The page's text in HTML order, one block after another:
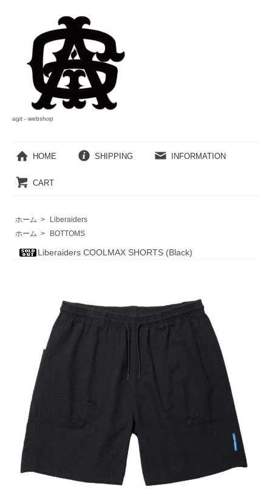
agit - webshop
HOME SHIPPING INFORMATION
CART
ホーム >
Liberaiders
ホーム > BOTTOMS
Liberaiders COOLMAX SHORTS (Black)